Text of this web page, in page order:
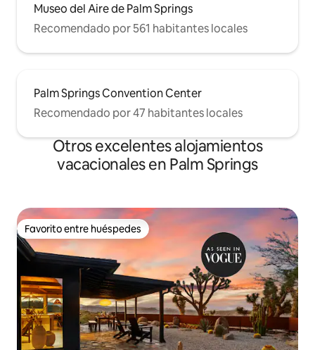
Museo del Aire de Palm Springs
Recomendado por 561 habitantes locales
Palm Springs Convention Center
Recomendado por 47 habitantes locales
Otros excelentes alojamientos
vacacionales en Palm Springs
Favorito entre huéspedes
Favorito entre huéspedes